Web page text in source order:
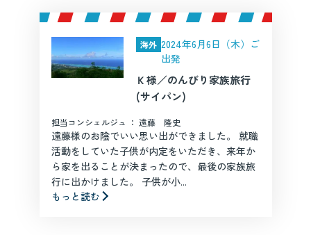
海外 2024年6月6日（木）ご
出発
Ｋ様／のんびり家族旅行
(サイパン)
担当コンシェルジュ ： 遠藤 隆史
遠藤様のお陰でいい思い出ができました。 就職
活動をしていた子供が内定をいただき、来年か
ら家を出ることが決まったので、最後の家族旅
行に出かけました。 子供が小...
もっと読む